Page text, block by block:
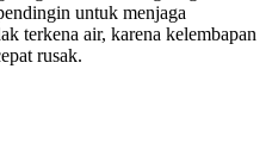
untuk menjaga
terkena air, karena kelembapan
rusak.